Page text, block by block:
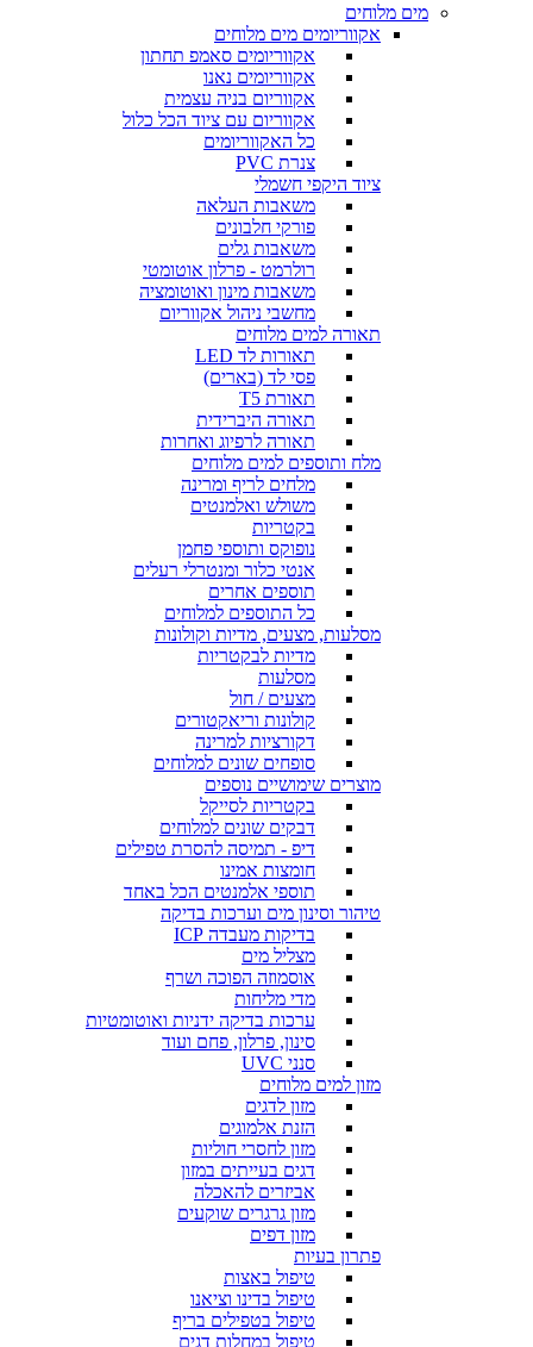
מים מלוחים
אקווריומים מים מלוחים
אקווריומים סאמפ תחתון
אקווריומים נאנו
אקווריום בניה עצמית
אקווריום עם ציוד הכל כלול
כל האקווריומים
צנרת PVC
ציוד היקפי חשמלי
משאבות העלאה
פורקי חלבונים
משאבות גלים
רולרמט - פרלון אוטומטי
משאבות מינון ואוטומציה
מחשבי ניהול אקווריום
תאורה למים מלוחים
תאורות לד LED
פסי לד (בארים)
תאורת T5
תאורה היברידית
תאורה לרפיוג ואחרות
מלח ותוספים למים מלוחים
מלחים לריף ומרינה
משולש ואלמנטים
בקטריות
נופוקס ותוספי פחמן
אנטי כלור ומנטרלי רעלים
תוספים אחרים
כל התוספים למלוחים
מסלעות, מצעים, מדיות וקולונות
מדיות לבקטריות
מסלעות
מצעים / חול
קולונות וריאקטורים
דקורציות למרינה
סופחים שונים למלוחים
מוצרים שימושיים נוספים
בקטריות לסייקל
דבקים שונים למלוחים
דיפ - תמיסה להסרת טפילים
חומצות אמינו
תוספי אלמנטים הכל באחד
טיהור וסינון מים וערכות בדיקה
בדיקות מעבדה ICP
מצליל מים
אוסמוזה הפוכה ושרף
מדי מליחות
ערכות בדיקה ידניות ואוטומטיות
סינון, פרלון, פחם ועוד
סנני UVC
מזון למים מלוחים
מזון לדגים
הזנת אלמוגים
מזון לחסרי חוליות
דגים בעייתים במזון
אביזרים להאכלה
מזון גרגרים שוקעים
מזון דפים
פתרון בעיות
טיפול באצות
טיפול בדינו וציאנו
טיפול בטפילים בריף
טיפול במחלות דגים